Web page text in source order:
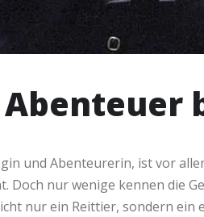
Abenteuer
und Abenteurerin, ist vor
Doch nur wenige kennen die
nur ein Reittier, sondern